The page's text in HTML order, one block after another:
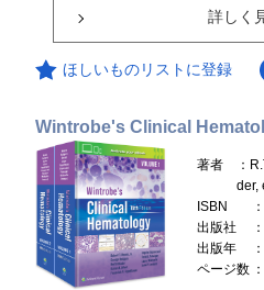
詳しく
ほしいものリストに登録
Wintrobe's Clinical
著者
：
der,
ISBN
出版社
出版年
ページ数